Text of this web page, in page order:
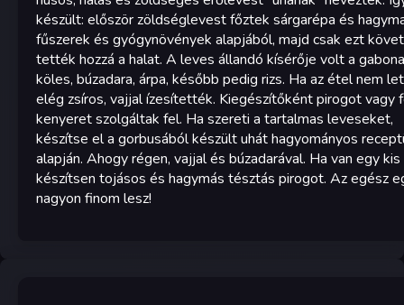
készült: először zöldséglevest főztek sárgarépa és
fűszerek és gyógynövények alapjából, majd csak ezt
tették hozzá a halat. A leves állandó kísérője volt a
köles, búzadara, árpa, később pedig rizs. Ha az étel nem
elég zsíros, vajjal ízesítették. Kiegészítőként pirogot vagy
kenyeret szolgáltak fel. Ha szereti a tartalmas leveseket,
készítse el a gorbusából készült uhát hagyományos
alapján. Ahogy régen, vajjal és búzadarával. Ha van egy
készítsen tojásos és hagymás tésztás pirogot. Az egész
nagyon finom lesz!